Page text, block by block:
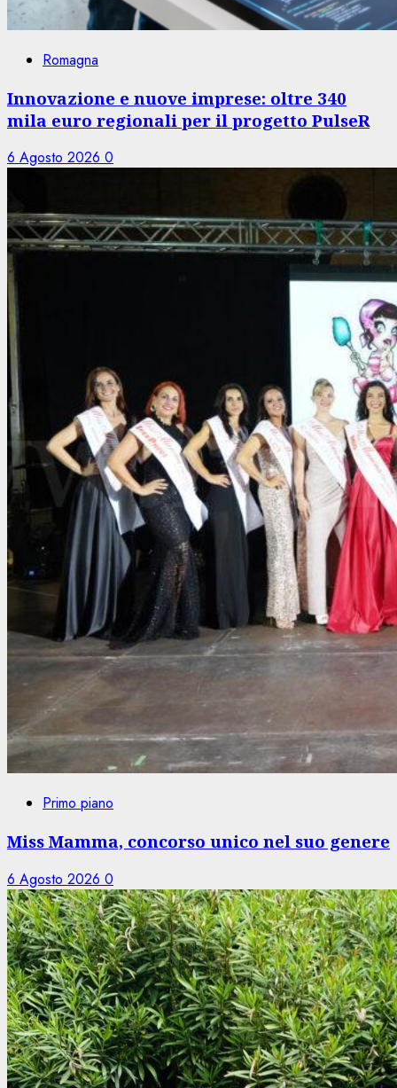
Romagna
Innovazione e nuove imprese: oltre 340
mila euro regionali per il progetto PulseR
6 Agosto 2026 0
Primo piano
Miss Mamma, concorso unico nel suo genere
6 Agosto 2026 0